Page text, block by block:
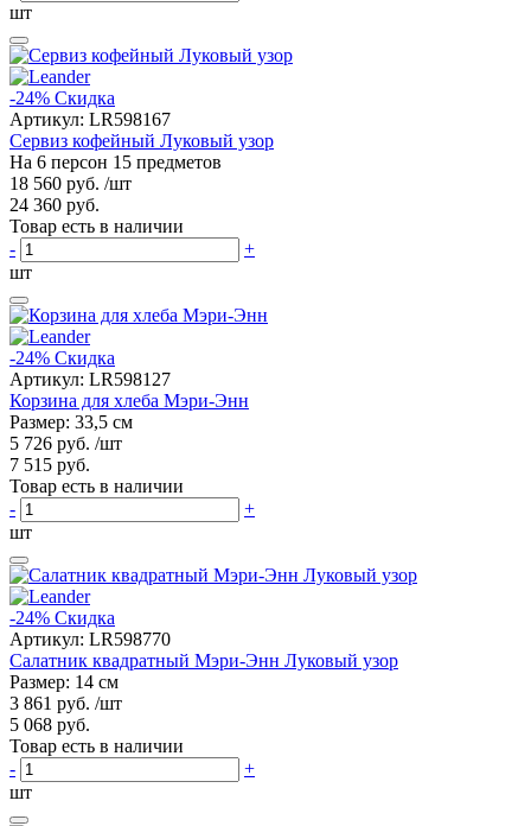
шт
-24% Скидка
Артикул: LR598167
Сервиз кофейный Луковый узор
На 6 персон 15 предметов
18 560 руб. /шт
24 360 руб.
Товар есть в наличии
-
+
шт
-24% Скидка
Артикул: LR598127
Корзина для хлеба Мэри-Энн
Размер: 33,5 см
5 726 руб. /шт
7 515 руб.
Товар есть в наличии
-
+
шт
-24% Скидка
Артикул: LR598770
Салатник квадратный Мэри-Энн Луковый узор
Размер: 14 см
3 861 руб. /шт
5 068 руб.
Товар есть в наличии
-
+
шт